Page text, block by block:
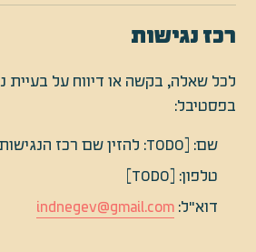
רכז נגישות
לכל שאלה, בקשה או דיווח על בעיית
בפסטיבל:
שם: [TODO: להזין שם רכז הנגישות של אינדינגב]
טלפון: [TODO]
דוא"ל: indnegev@gmail.com